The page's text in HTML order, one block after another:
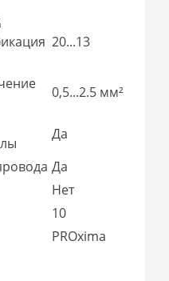
20...13
0,5...2.5 мм²
Да
Да
Нет
10
PROxima